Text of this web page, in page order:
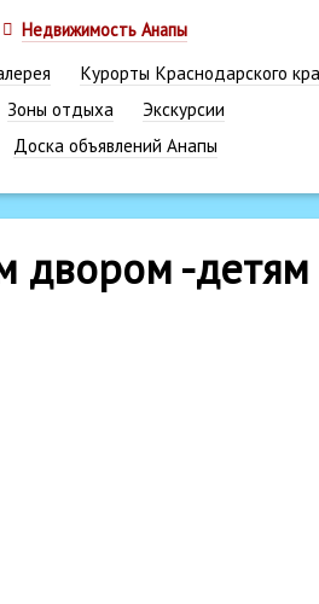
Недвижимость Анапы
Курорты Краснодарского
Зоны отдыха
Экскурсии
Доска объявлений Анапы
двором -